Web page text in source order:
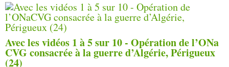
Avec les vidéos 1 à 5 sur 10 - Opération de l’ONa
CVG consacrée à la guerre d’Algérie, Périgueux
(24)